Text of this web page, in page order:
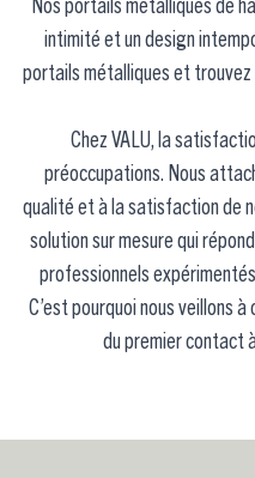
Nos portails métalliques de
intimité et un design
portails métalliques et
Chez VALU, la
préoccupations. Nous
qualité et à la satisfaction de
solution sur mesure qui
professionnels
C’est pourquoi nous veillons
du premier contact